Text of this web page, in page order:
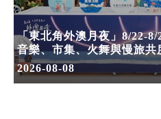
「東北角外澳月夜」8/22-
音樂、市集、火舞與慢旅共
2026-08-08